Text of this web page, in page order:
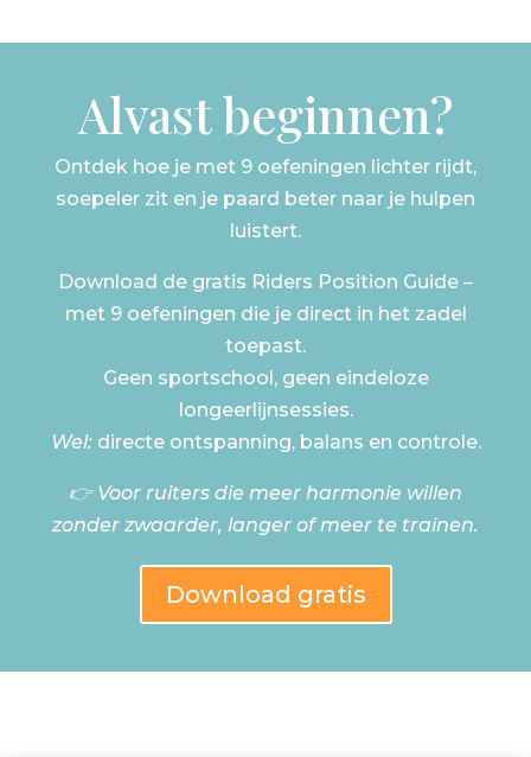
Alvast beginnen?
Ontdek hoe je met 9 oefeningen lichter rijdt,
soepeler zit en je paard beter naar je hulpen
luistert.
Download de gratis Riders Position Guide –
met 9 oefeningen die je direct in het zadel
toepast.
Geen sportschool, geen eindeloze
longeerlijnsessies.
Wel:directe ontspanning, balans en controle.
👉 Voor ruiters die meer harmonie willen
zonder zwaarder, langer of meer te trainen.
Download gratis